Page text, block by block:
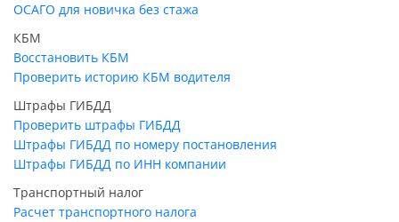
ОСАГО для новичка без стажа
КБМ
Восстановить КБМ
Проверить историю КБМ водителя
Штрафы ГИБДД
Проверить штрафы ГИБДД
Штрафы ГИБДД по номеру постановления
Штрафы ГИБДД по ИНН компании
Транспортный налог
Расчет транспортного налога